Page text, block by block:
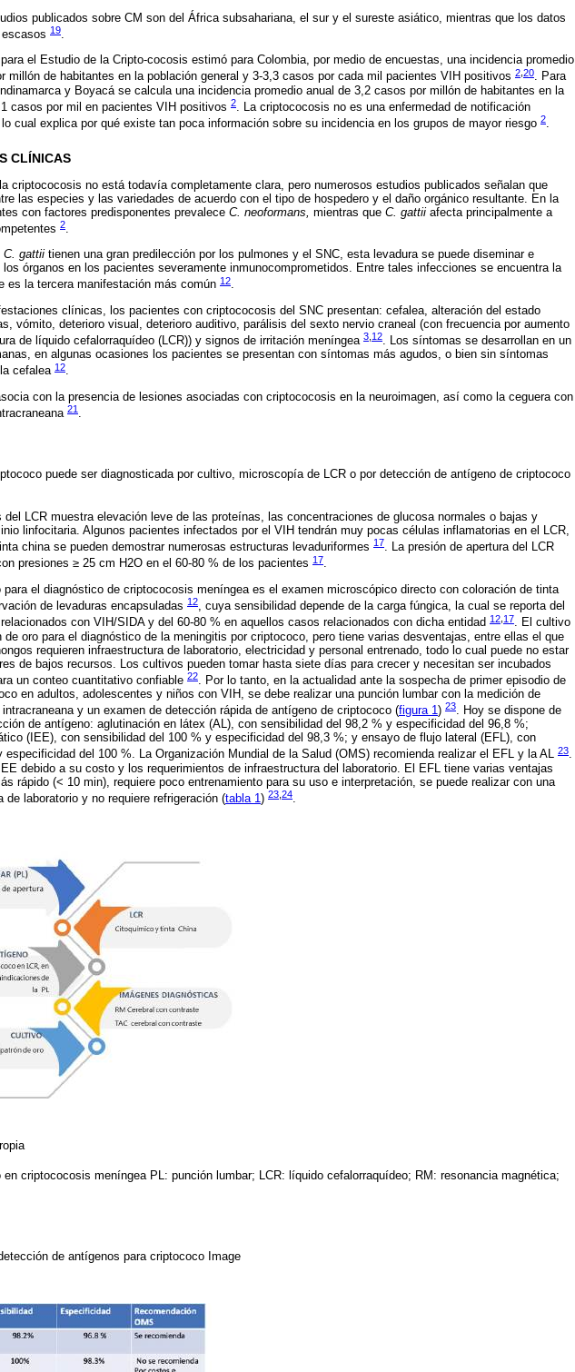
publicados sobre CM son del África subsahariana, el sur y el sureste asiático, mientras que los datos
19.
el Estudio de la Cripto-cocosis estimó para Colombia, por medio de encuestas, una incidencia promedio
millón de habitantes en la población general y 3-3,3 casos por cada mil pacientes VIH positivos 2 20. Para
y Boyacá se calcula una incidencia promedio anual de 3,2 casos por millón de habitantes en la
casos por mil en pacientes VIH positivos 2. La criptococosis no es una enfermedad de notificación
cual explica por qué existe tan poca información sobre su incidencia en los grupos de mayor riesgo 2.
CLÍNICAS
criptococosis no está todavía completamente clara, pero numerosos estudios publicados señalan que
las especies y las variedades de acuerdo con el tipo de hospedero y el daño orgánico resultante. En la
con factores predisponentes prevalece C. neoformans, mientras que C. gattii afecta principalmente a
2.
C. gattii tienen una gran predilección por los pulmones y el SNC, esta levadura se puede diseminar e
órganos en los pacientes severamente inmunocomprometidos. Entre tales infecciones se encuentra la
es la tercera manifestación más común 12.
clínicas, los pacientes con criptococosis del SNC presentan: cefalea, alteración del estado
vómito, deterioro visual, deterioro auditivo, parálisis del sexto nervio craneal (con frecuencia por aumento
de líquido cefalorraquídeo (LCR)) y signos de irritación meníngea 3 12. Los síntomas se desarrollan en un
en algunas ocasiones los pacientes se presentan con síntomas más agudos, o bien sin síntomas
cefalea 12.
con la presencia de lesiones asociadas con criptococosis en la neuroimagen, así como la ceguera con
21 .
puede ser diagnosticada por cultivo, microscopía de LCR o por detección de antígeno de criptococo
del LCR muestra elevación leve de las proteínas, las concentraciones de glucosa normales o bajas y
linfocitaria. Algunos pacientes infectados por el VIH tendrán muy pocas células inflamatorias en el LCR,
china se pueden demostrar numerosas estructuras levaduriformes 17. La presión de apertura del LCR
presiones ≥ 25 cm H2O en el 60-80 % de los pacientes 17.
para el diagnóstico de criptococosis meníngea es el examen microscópico directo con coloración de tinta
de levaduras encapsuladas 12, cuya sensibilidad depende de la carga fúngica, la cual se reporta del
con VIH/SIDA y del 60-80 % en aquellos casos relacionados con dicha entidad 12 17. El cultivo
de oro para el diagnóstico de la meningitis por criptococo, pero tiene varias desventajas, entre ellas el que
requieren infraestructura de laboratorio, electricidad y personal entrenado, todo lo cual puede no estar
de bajos recursos. Los cultivos pueden tomar hasta siete días para crecer y necesitan ser incubados
un conteo cuantitativo confiable 22. Por lo tanto, en la actualidad ante la sospecha de primer episodio de
en adultos, adolescentes y niños con VIH, se debe realizar una punción lumbar con la medición de
y un examen de detección rápida de antígeno de criptococo (figura 1) 23. Hoy se dispone de
de antígeno: aglutinación en látex (AL), con sensibilidad del 98,2 % y especificidad del 96,8 %;
(IEE), con sensibilidad del 100 % y especificidad del 98,3 %; y ensayo de flujo lateral (EFL), con
especificidad del 100 %. La Organización Mundial de la Salud (OMS) recomienda realizar el EFL y la AL 23.
debido a su costo y los requerimientos de infraestructura del laboratorio. El EFL tiene varias ventajas
rápido (< 10 min), requiere poco entrenamiento para su uso e interpretación, se puede realizar con una
de laboratorio y no requiere refrigeración (tabla 1) 23 24.
en criptococosis meníngea PL: punción lumbar; LCR: líquido cefalorraquídeo; RM: resonancia magnética;
de antígenos para criptococo Image